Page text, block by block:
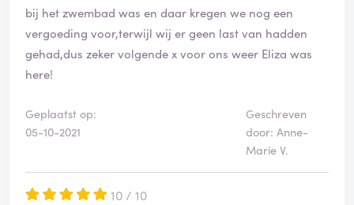
bij het zwembad was en daar kregen we nog een
vergoeding voor,terwijl wij er geen last van hadden
gehad,dus zeker volgende x voor ons weer Eliza was
here!
Geplaatst op:
05-10-2021
Geschreven
door: Anne-
Marie V.
10 / 10